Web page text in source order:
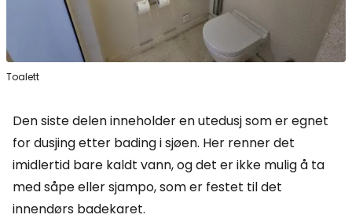
Toalett
Den siste delen inneholder en utedusj som er egnet
for dusjing etter bading i sjøen. Her renner det
imidlertid bare kaldt vann, og det er ikke mulig å ta
med såpe eller sjampo, som er festet til det
innendørs badekaret.